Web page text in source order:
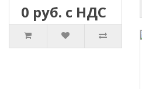
0 руб. с НДС